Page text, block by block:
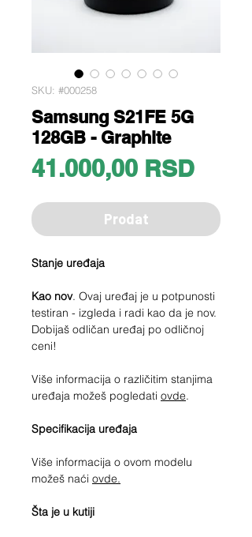
SKU: #000258
Samsung S21FE 5G
128GB - Graphite
41.000,00 RSDPrice
Prodat
Stanje uređaja
Kao nov. Ovaj uređaj je u potpunosti
testiran - izgleda i radi kao da je nov.
Dobijaš odličan uređaj po odličnoj
ceni!
Više informacija o različitim stanjima
uređaja možeš pogledati ovde.
Specifikacija uređaja
Više informacija o ovom modelu
možeš naći ovde.
Šta je u kutiji